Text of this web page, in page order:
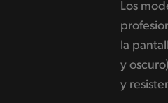
Los
la
y
y
igual